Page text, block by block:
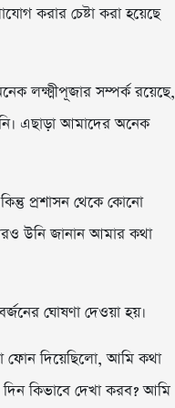
করার চেষ্টা করা হয়েছে
লক্ষ্মীপূজার সম্পর্ক রয়েছে,
এছাড়া আমাদের অনেক
প্রশাসন থেকে কোনো
উনি জানান আমার কথা
ঘোষণা দেওয়া হয়।
ফোন দিয়েছিলো, আমি কথা
দিন কিভাবে দেখা করব? আমি